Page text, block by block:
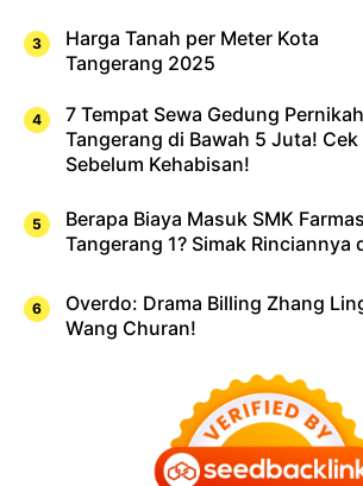
Harga Tanah per Meter Kota
Tangerang 2025
7 Tempat Sewa Gedung
Tangerang di Bawah 5 Juta! Cek
Sebelum Kehabisan!
Berapa Biaya Masuk SMK
Tangerang 1? Simak Rinciannya
Overdo: Drama Billing Zhang
Wang Churan!